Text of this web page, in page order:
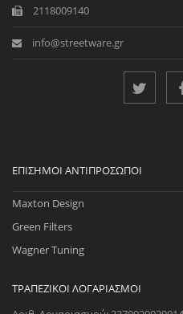
2118009140
info@streetware.gr
ΕΠΊΣΗΜΟΙ ΑΝΤΙΠΡΌΣΩΠΟΙ
Maxton Design
Green Filters
Wagner Tuning
ΤΡΑΠΕΖΙΚΟΊ ΛΟΓΑΡΙΑΣΜΟΊ